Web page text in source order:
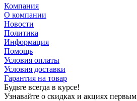
Компания
О компании
Новости
Политика
Информация
Помощь
Условия оплаты
Условия доставки
Гарантия на товар
Будьте всегда в курсе!
Узнавайте о скидках и акциях первым